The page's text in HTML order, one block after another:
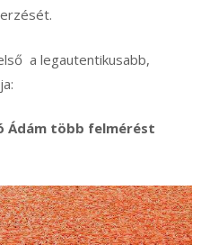
a legautentikusabb,
Ádám több felmérést